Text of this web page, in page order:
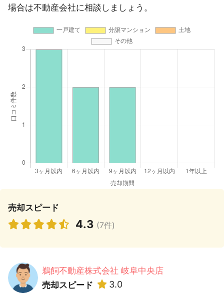
場合は不動産会社に相談しましょう。
売却スピード
4.3 (7件)
鵜飼不動産株式会社 岐阜中央店
売却スピード
3.0